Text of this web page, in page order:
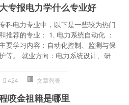
大专报电力学什么专业好
科电力专业中，以下是一些较为热门
推荐的专业： 1. 电力系统自动化 ：
主要学习内容：自动化控制、监测与保
等。 就业方向：电力系统设计、研
424 文章列表
咬金祖籍是哪里